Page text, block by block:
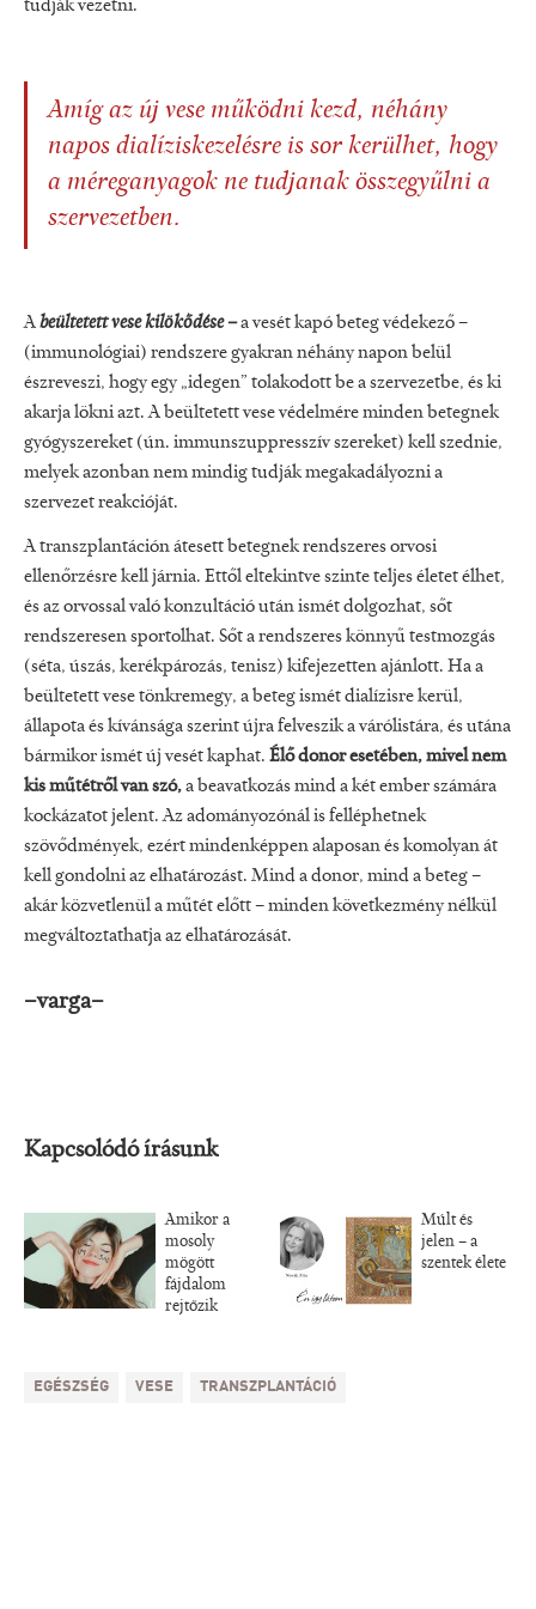
tudják vezetni.
Amíg az új vese működni kezd, néhány
napos dialíziskezelésre is sor kerülhet, hogy
a méreganyagok ne tudjanak összegyűlni a
szervezetben.
Abeültetett vese kilökődése –a vesét kapó beteg védekező –
(immunológiai) rendszere gyakran néhány napon belül
észreveszi, hogy egy „idegen” tolakodott be a szervezetbe, és ki
akarja lökni azt. A beültetett vese védelmére minden betegnek
gyógyszereket (ún. immunszuppresszív szereket) kell szednie,
melyek azonban nem mindig tudják megakadályozni a
szervezet reakcióját.
A transzplantáción átesett betegnek rendszeres orvosi
ellenőrzésre kell járnia. Ettől eltekintve szinte teljes életet élhet,
és az orvossal való konzultáció után ismét dolgozhat, sőt
rendszeresen sportolhat. Sőt a rendszeres könnyű testmozgás
(séta, úszás, kerékpározás, tenisz) kifejezetten ajánlott. Ha a
beültetett vese tönkremegy, a beteg ismét dialízisre kerül,
állapota és kívánsága szerint újra felveszik a várólistára, és utána
bármikor ismét új vesét kaphat. Élő donor esetében, mivel nem
kis műtétről van szó,a beavatkozás mind a két ember számára
kockázatot jelent. Az adományozónál is felléphetnek
szövődmények, ezért mindenképpen alaposan és komolyan át
kell gondolni az elhatározást. Mind a donor, mind a beteg –
akár közvetlenül a műtét előtt – minden következmény nélkül
megváltoztathatja az elhatározását.
–varga–
Kapcsolódó írásunk
Amikor a
mosoly
mögött
fájdalom
rejtőzik
Múlt és
jelen – a
szentek élete
EGÉSZSÉG VESE TRANSZPLANTÁCIÓ